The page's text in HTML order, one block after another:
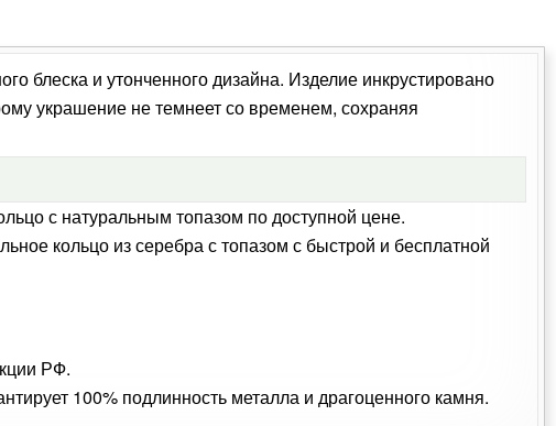
блеска и утонченного дизайна. Изделие инкрустировано
украшение не темнеет со временем, сохраняя
с натуральным топазом по доступной цене.
кольцо из серебра с топазом с быстрой и бесплатной
РФ.
100% подлинность металла и драгоценного камня.